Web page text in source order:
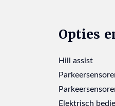
Opties
Hill assist
Elektrisch